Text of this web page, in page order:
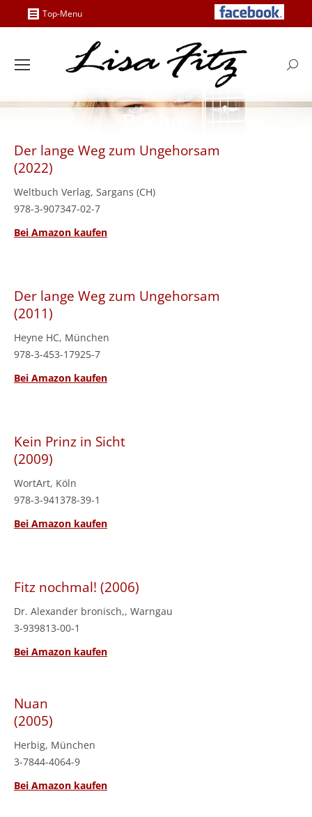
Top-Menu
Bücher
Der lange Weg zum Ungehorsam
(2022)
Weltbuch Verlag, Sargans (CH)
978-3-907347-02-7
Bei Amazon kaufen
Der lange Weg zum Ungehorsam
(2011)
Heyne HC, München
978-3-453-17925-7
Bei Amazon kaufen
Kein Prinz in Sicht
(2009)
WortArt, Köln
978-3-941378-39-1
Bei Amazon kaufen
Fitz nochmal! (2006)
Dr. Alexander bronisch,, Warngau
3-939813-00-1
Bei Amazon kaufen
Nuan
(2005)
Herbig, München
3-7844-4064-9
Bei Amazon kaufen